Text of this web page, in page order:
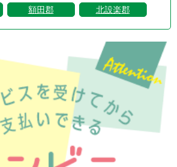
額田郡 北設楽郡